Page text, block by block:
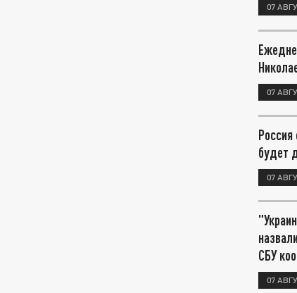
07
07
будет
07
СБУ
07